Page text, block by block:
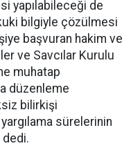
yapılabileceği de
bilgiyle çözülmesi
başvuran hakim ve
ve Savcılar Kurulu
muhatap
düzenleme
bilirkişi
sürelerinin
dedi.